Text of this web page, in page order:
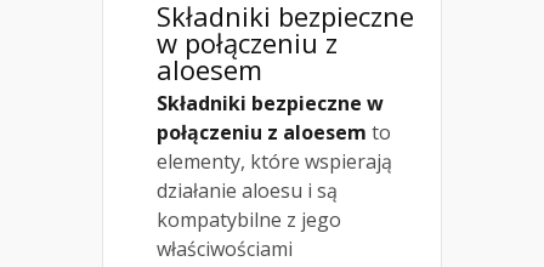
Składniki bezpieczne
w połączeniu z
aloesem
Składniki bezpieczne w
połączeniu z aloesem to
elementy, które wspierają
działanie aloesu i są
kompatybilne z jego
właściwościami